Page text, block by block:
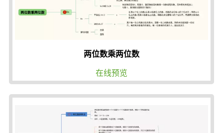
两位数乘两位数
在线预览